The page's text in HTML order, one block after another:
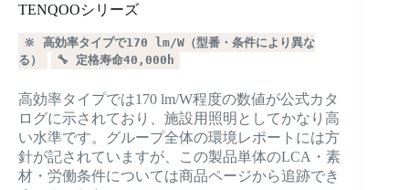
TENQOOシリーズ
🔆 高効率タイプで170 lm/W（型番・条件により異な
る）
🔧 定格寿命40,000h
高効率タイプでは170 lm/W程度の数値が公式カタ
ログに示されており、施設用照明としてかなり高
い水準です。グループ全体の環境レポートには方
針が記されていますが、この製品単体のLCA・素
材・労働条件については商品ページから追跡でき